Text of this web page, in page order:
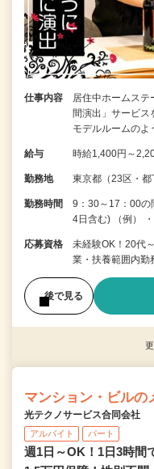
仕事内容
居住中ホームステ
間演出」サービス
モデルルームの
給与 時給1,400円～
勤務地 東京都（23区・
勤務時間
9：30～17：00の
4日含む) （例）
応募資格
未経験OK！20代
業・扶養範囲内勤
後で見る
マンション・ビルの
光テクノサービス合同会社
アルバイト パート
週1日～OK！1日3時間